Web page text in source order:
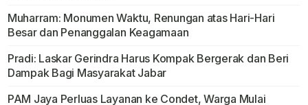
Muharram: Monumen Waktu, Renungan atas Hari-Hari
Besar dan Penanggalan Keagamaan
Pradi: Laskar Gerindra Harus Kompak Bergerak dan Beri
Dampak Bagi Masyarakat Jabar
PAM Jaya Perluas Layanan ke Condet, Warga Mulai